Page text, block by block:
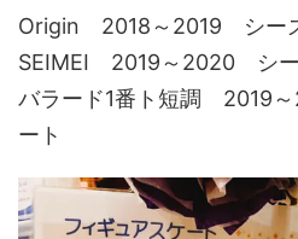
Origin 2018～2019 シー
SEIMEI 2019～2020 シ
バラード1番ト短調 2019
ート